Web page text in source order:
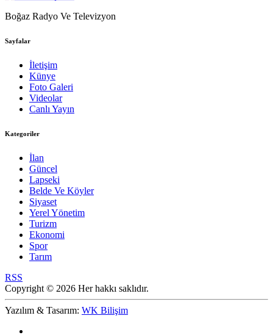
Boğaz Radyo Ve Televizyon
Sayfalar
İletişim
Künye
Foto Galeri
Videolar
Canlı Yayın
Kategoriler
İlan
Güncel
Lapseki
Belde Ve Köyler
Siyaset
Yerel Yönetim
Turizm
Ekonomi
Spor
Tarım
RSS
Copyright © 2026 Her hakkı saklıdır.
Yazılım & Tasarım: WK Bilişim